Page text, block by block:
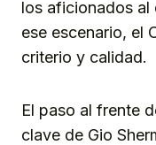
los aficionados al
ese escenario, el
criterio y calidad.
El paso al frente
clave de Gio